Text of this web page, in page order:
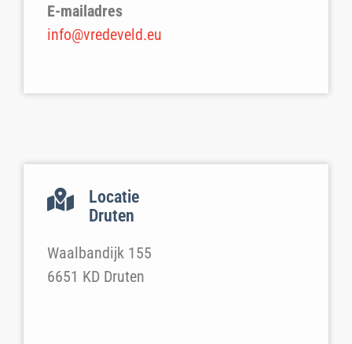
E-mailadres
info@vredeveld.eu
Locatie
Druten
Waalbandijk 155
6651 KD Druten